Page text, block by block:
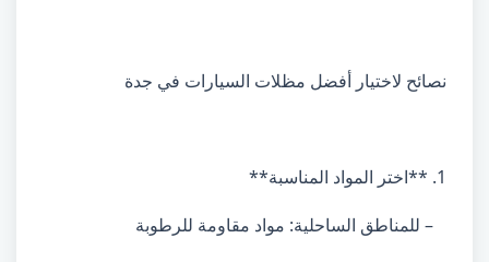
نصائح لاختيار أفضل مظلات السيارات في جدة
1. **اختر المواد المناسبة**
– للمناطق الساحلية: مواد مقاومة للرطوبة